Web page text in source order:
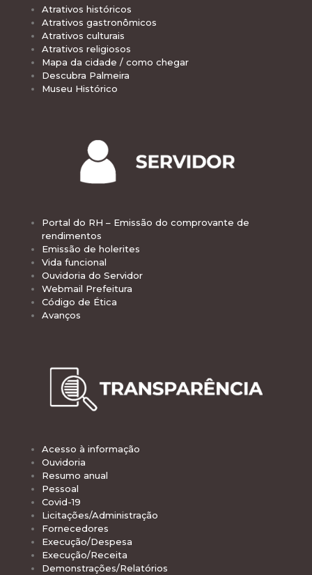
Atrativos históricos
Atrativos gastronômicos
Atrativos culturais
Atrativos religiosos
Mapa da cidade / como chegar
Descubra Palmeira
Museu Histórico
Portal do RH – Emissão do comprovante de
rendimentos
Emissão de holerites
Vida funcional
Ouvidoria do Servidor
Webmail Prefeitura
Código de Ética
Avanços
Acesso à informação
Ouvidoria
Resumo anual
Pessoal
Covid-19
Licitações/Administração
Fornecedores
Execução/Despesa
Execução/Receita
Demonstrações/Relatórios